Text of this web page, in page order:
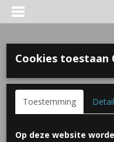
Cookies toestaan
Toestemming
Op deze website